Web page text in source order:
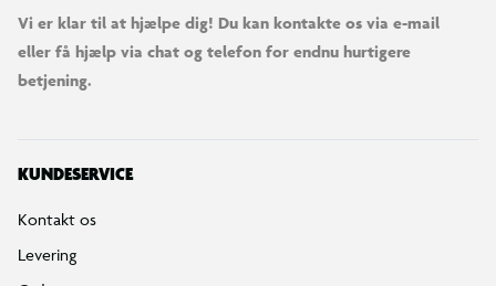
Frekvensrespons: 20Hz-20KHz
Vi er klar til at hjælpe dig! Du kan kontakte os via e-mail
eller få hjælp via chat og telefon for endnu hurtigere
betjening.
KUNDESERVICE
Kontakt os
Levering